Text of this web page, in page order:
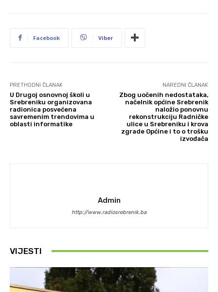
Facebook Viber
PRETHODNI ČLANAK
U Drugoj osnovnoj školi u
Srebreniku organizovana
radionica posvećena
savremenim trendovima u
oblasti informatike
NAREDNI ČLANAK
Zbog uočenih nedostataka,
načelnik općine Srebrenik
naložio ponovnu
rekonstrukciju Radničke
ulice u Srebreniku i krova
zgrade Općine i to o trošku
izvođača
Admin
http://www.radiosrebrenik.ba
VIJESTI